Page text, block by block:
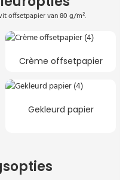
offsetpapier van 80 g/m².
Crème offsetpapier
Gekleurd papier